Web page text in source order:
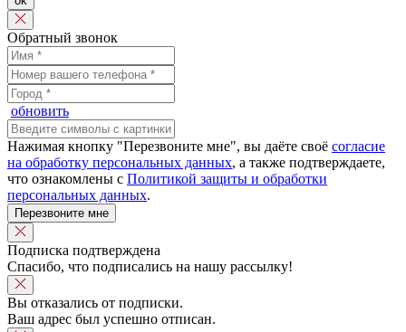
Обратный звонок
обновить
Нажимая кнопку "Перезвоните мне", вы даёте своё согласие
на обработку персональных данных, а также подтверждаете,
что ознакомлены с Политикой защиты и обработки
персональных данных.
Перезвоните мне
Подписка подтверждена
Спасибо, что подписались на нашу рассылку!
Вы отказались от подписки.
Ваш адрес был успешно отписан.